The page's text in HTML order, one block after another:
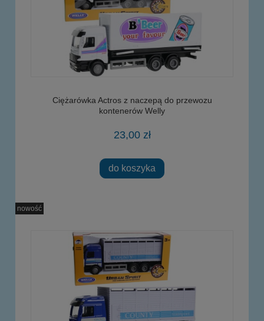
Ciężarówka Actros z naczepą do przewozu
kontenerów Welly
23,00 zł
do koszyka
nowość